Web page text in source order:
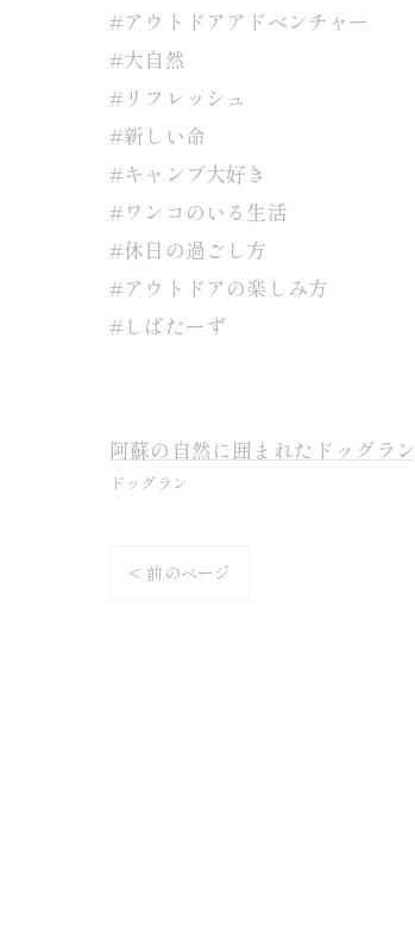
#アウトドアアドベンチャー
#大自然
#リフレッシュ
#新しい命
#キャンプ大好き
#ワンコのいる生活
#休日の過ごし方
#アウトドアの楽しみ方
#しばたーず
阿蘇の自然に囲まれたドッグラン
ドッグラン
< 前のページ